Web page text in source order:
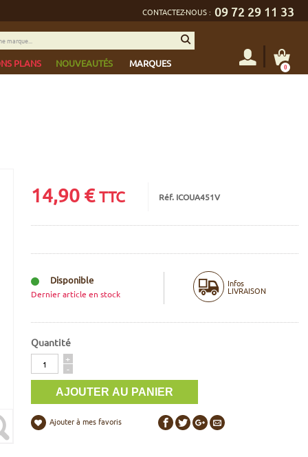
CONTACTEZ-NOUS : 09 72 29 11 33
PLANS NOUVEAUTÉS MARQUES 0
14,90€ TTC Réf. ICOUA451V
Disponible
Dernier article en stock
Infos
LIVRAISON
Quantité
Quantité
+
-
Ajouter à mes favoris